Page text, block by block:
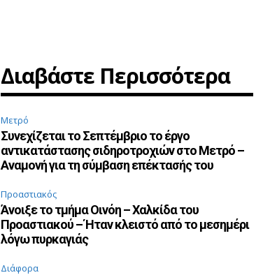
Διαβάστε Περισσότερα
Μετρό
Συνεχίζεται το Σεπτέμβριο το έργο
αντικατάστασης σιδηροτροχιών στο Μετρό –
Αναμονή για τη σύμβαση επέκτασής του
Προαστιακός
Άνοιξε το τμήμα Οινόη – Χαλκίδα του
Προαστιακού – Ήταν κλειστό από το μεσημέρι
λόγω πυρκαγιάς
Διάφορα